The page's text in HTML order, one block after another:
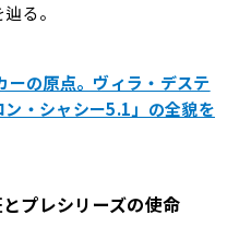
る。
ーの原点。ヴィラ・デステ
・シャシー5.1」の全貌を
プレシリーズの使命